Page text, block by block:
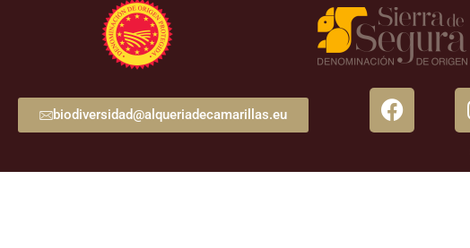
biodiversidad@alqueriadecamarillas.eu